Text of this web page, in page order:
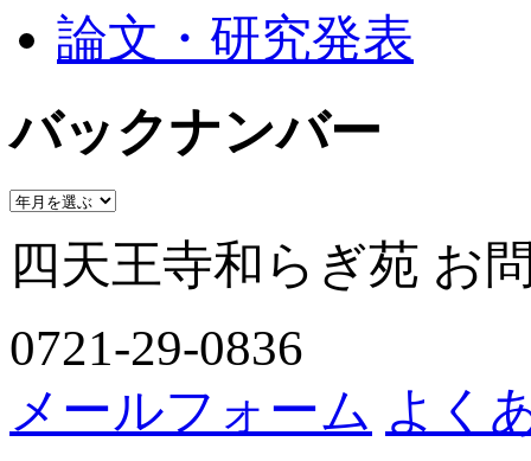
論文・研究発表
バックナンバー
四天王寺和らぎ苑 お
0721-29-0836
メールフォーム よく